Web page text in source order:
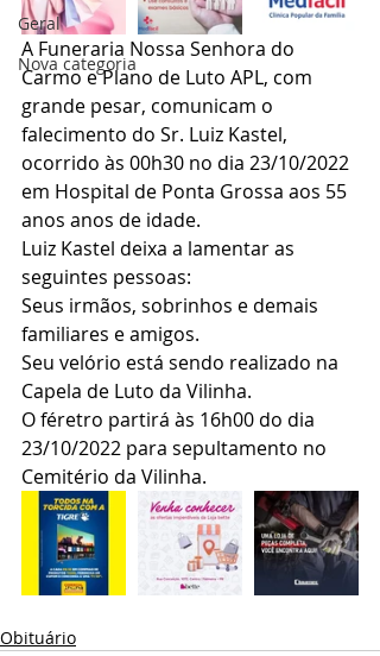
Geral
Nova categoria
A Funeraria Nossa Senhora do
Carmo e Plano de Luto APL, com
grande pesar, comunicam o
falecimento do Sr. Luiz Kastel,
ocorrido às 00h30 no dia 23/10/2022
em Hospital de Ponta Grossa aos 55
anos anos de idade.
Luiz Kastel deixa a lamentar as
seguintes pessoas:
Seus irmãos, sobrinhos e demais
familiares e amigos.
Seu velório está sendo realizado na
Capela de Luto da Vilinha.
O féretro partirá às 16h00 do dia
23/10/2022 para sepultamento no
Cemitério da Vilinha.
Obituário